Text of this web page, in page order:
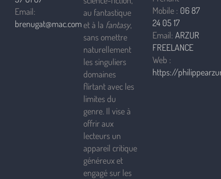
Email:
brenugat@mac.com
au fantastique
et à la fantasy,
sans omettre
naturellement
les singuliers
domaines
flirtant avec les
limites du
genre. Il vise à
offrir aux
lecteurs un
appareil critique
généreux et
engagé sur les
Mobile : 06 87
24 05 17
Email: ARZUR
FREELANCE
Web :
https://